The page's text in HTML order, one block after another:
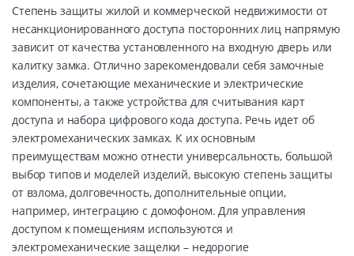
Степень защиты жилой и коммерческой недвижимости от
несанкционированного доступа посторонних лиц напрямую
зависит от качества установленного на входную дверь или
калитку замка. Отлично зарекомендовали себя замочные
изделия, сочетающие механические и электрические
компоненты, а также устройства для считывания карт
доступа и набора цифрового кода доступа. Речь идет об
электромеханических замках. К их основным
преимуществам можно отнести универсальность, большой
выбор типов и моделей изделий, высокую степень защиты
от взлома, долговечность, дополнительные опции,
например, интеграцию с домофоном. Для управления
доступом к помещениям используются и
электромеханические защелки – недорогие